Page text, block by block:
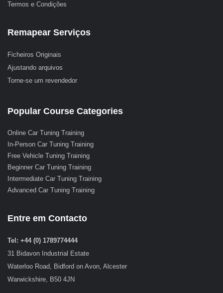
Termos e Condições
Remapear Serviços
Ficheiros Originais
Ajustando arquivos
Torne-se um revendedor
Popular Course Categories
Online Car Tuning Training
In-Person Car Tuning Training
Free Vehicle Tuning Training
Beginner Car Tuning Training
Intermediate Car Tuning Training
Advanced Car Tuning Training
Entre em Contacto
Tel: +44 (0) 1789774444
31 Bidavon Industrial Estate
Waterloo Road, Bidford on Avon, Alcester
Warwickshire, B50 4JN